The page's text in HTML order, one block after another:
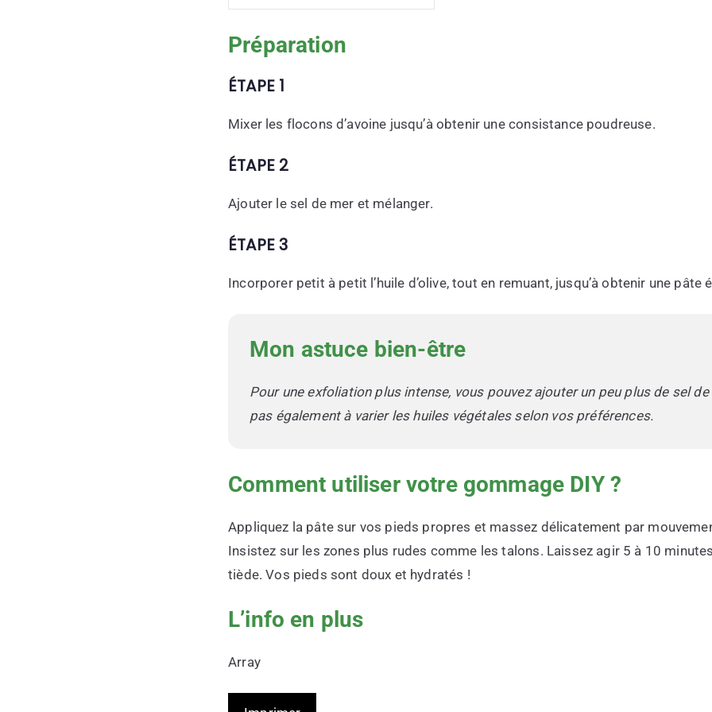
Préparation
ÉTAPE 1
Mixer les flocons d’avoine jusqu’à obtenir une consistance poudreuse.
ÉTAPE 2
Ajouter le sel de mer et mélanger.
ÉTAPE 3
Incorporer petit à petit l’huile d’olive, tout en remuant, jusqu’à obtenir une pâte
Mon astuce bien-être
Pour une exfoliation plus intense, vous pouvez ajouter un peu plus de sel de
pas également à varier les huiles végétales selon vos préférences.
Comment utiliser votre gommage DIY ?
Appliquez la pâte sur vos pieds propres et massez délicatement par
Insistez sur les zones plus rudes comme les talons. Laissez agir 5 à 10
tiède. Vos pieds sont doux et hydratés !
L’info en plus
Array